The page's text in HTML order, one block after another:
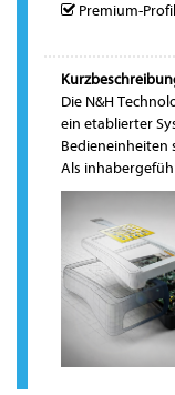
Premium-Profil
Die N&H
ein etablierter
Bedieneinheiten
Als